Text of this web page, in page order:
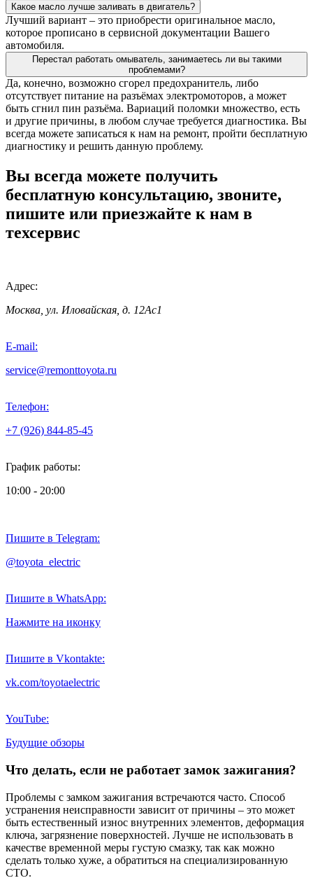
Какое масло лучше заливать в двигатель?
Лучший вариант – это приобрести оригинальное масло,
которое прописано в сервисной документации Вашего
автомобиля.
Перестал работать омыватель, занимаетесь ли вы такими
проблемами?
Да, конечно, возможно сгорел предохранитель, либо
отсутствует питание на разъёмах электромоторов, а может
быть сгнил пин разъёма. Вариаций поломки множество, есть
и другие причины, в любом случае требуется диагностика. Вы
всегда можете записаться к нам на ремонт, пройти бесплатную
диагностику и решить данную проблему.
Вы всегда можете получить
бесплатную консультацию, звоните,
пишите или приезжайте к нам в
техсервис
Адрес:
Москва, ул. Иловайская, д. 12Ас1
E-mail:
service@remonttoyota.ru
Телефон:
+7 (926) 844-85-45
График работы:
10:00 - 20:00
Пишите в Telegram:
@toyota_electric
Пишите в WhatsApp:
Нажмите на иконку
Пишите в Vkontakte:
vk.com/toyotaelectric
YouTube:
Будущие обзоры
Что делать, если не работает замок зажигания?
Проблемы с замком зажигания встречаются часто. Способ
устранения неисправности зависит от причины – это может
быть естественный износ внутренних элементов, деформация
ключа, загрязнение поверхностей. Лучше не использовать в
качестве временной меры густую смазку, так как можно
сделать только хуже, а обратиться на специализированную
СТО.